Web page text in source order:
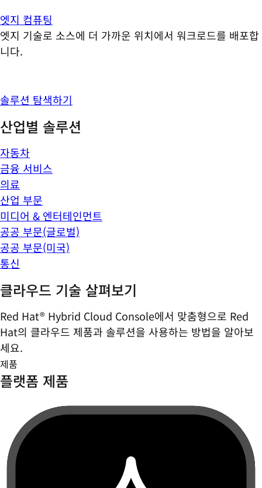
엣지 컴퓨팅
엣지 기술로 소스에 더 가까운 위치에서 워크로드를 배포합
니다.
솔루션 탐색하기
산업별 솔루션
자동차
금융 서비스
의료
산업 부문
미디어 & 엔터테인먼트
공공 부문(글로벌)
공공 부문(미국)
통신
클라우드 기술 살펴보기
Red Hat® Hybrid Cloud Console에서 맞춤형으로 Red
Hat의 클라우드 제품과 솔루션을 사용하는 방법을 알아보
세요.
제품
플랫폼 제품